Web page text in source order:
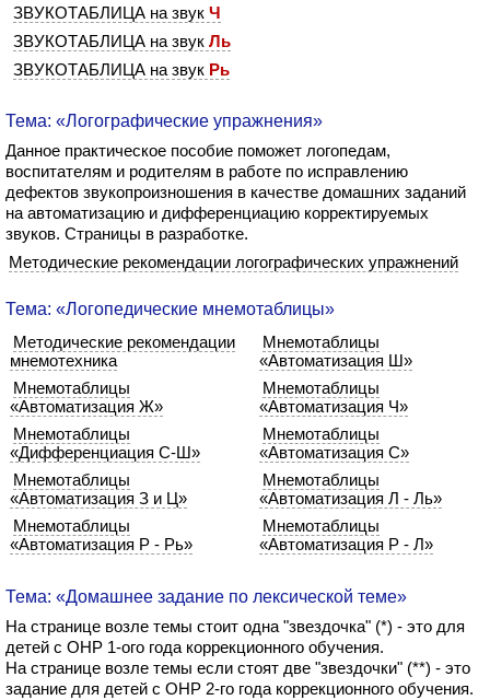
ЗВУКОТАБЛИЦА на звук Ч
ЗВУКОТАБЛИЦА на звук Ль
ЗВУКОТАБЛИЦА на звук Рь
Тема: «Логографические упражнения»
Данное практическое пособие поможет логопедам,
воспитателям и родителям в работе по исправлению
дефектов звукопроизношения в качестве домашних заданий
на автоматизацию и дифференциацию корректируемых
звуков. Страницы в разработке.
Методические рекомендации логографических упражнений
Тема: «Логопедические мнемотаблицы»
Методические рекомендации
мнемотехника
Мнемотаблицы
«Автоматизация Ш»
Мнемотаблицы
«Автоматизация Ж»
Мнемотаблицы
«Автоматизация Ч»
Мнемотаблицы
«Дифференциация С-Ш»
Мнемотаблицы
«Автоматизация С»
Мнемотаблицы
«Автоматизация З и Ц»
Мнемотаблицы
«Автоматизация Л - Ль»
Мнемотаблицы
«Автоматизация Р - Рь»
Мнемотаблицы
«Автоматизация Р - Л»
Тема: «Домашнее задание по лексической теме»
На странице возле темы стоит одна "звездочка" (*) - это для
детей с ОНР 1-ого года коррекционного обучения.
На странице возле темы если стоят две "звездочки" (**) - это
задание для детей с ОНР 2-го года коррекционного обучения.